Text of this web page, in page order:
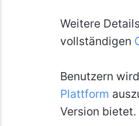
Weitere
vollständigen
Benutzern
Plattform
Version bietet.